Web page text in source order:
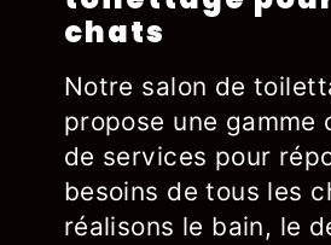
chats
Notre salon de
propose une gamme
de services pour
besoins de tous les
réalisons le bain, le